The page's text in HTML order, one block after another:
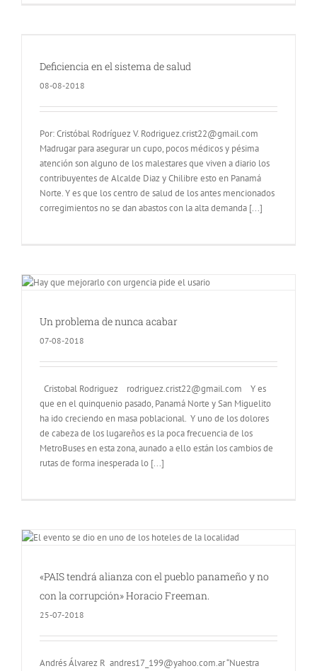
Deficiencia en el sistema de salud
08-08-2018
Por: Cristóbal Rodríguez V. Rodriguez.crist22@gmail.com
Madrugar para asegurar un cupo, pocos médicos y pésima
atención son alguno de los malestares que viven a diario los
contribuyentes de Alcalde Diaz y Chilibre esto en Panamá
Norte. Y es que los centro de salud de los antes mencionados
corregimientos no se dan abastos con la alta demanda [...]
Un problema de nunca acabar
07-08-2018
Cristobal Rodriguez rodriguez.crist22@gmail.com Y es
que en el quinquenio pasado, Panamá Norte y San Miguelito
ha ido creciendo en masa poblacional. Y uno de los dolores
de cabeza de los lugareños es la poca frecuencia de los
MetroBuses en esta zona, aunado a ello están los cambios de
rutas de forma inesperada lo [...]
«PAIS tendrá alianza con el pueblo panameño y no
con la corrupción» Horacio Freeman.
25-07-2018
Andrés Álvarez R andres17_199@yahoo.com.ar “Nuestra